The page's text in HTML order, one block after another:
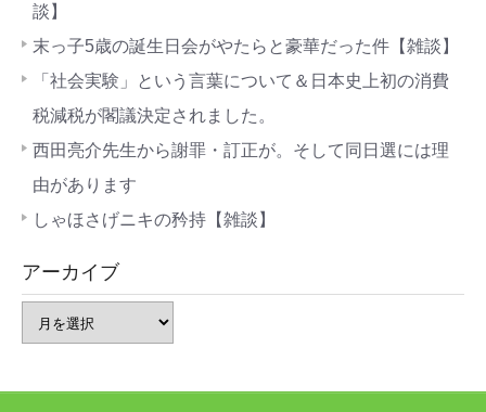
談】
末っ子5歳の誕生日会がやたらと豪華だった件【雑談】
「社会実験」という言葉について＆日本史上初の消費
税減税が閣議決定されました。
西田亮介先生から謝罪・訂正が。そして同日選には理
由があります
しゃほさげニキの矜持【雑談】
アーカイブ